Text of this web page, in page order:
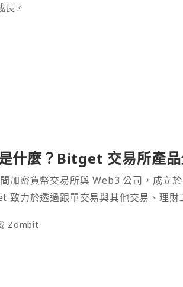
。
什麼？Bitget 交易所產品
加密貨幣交易所與 Web3 公司，成立
致力於透過跟單交易與其他交易、理財
Zombit